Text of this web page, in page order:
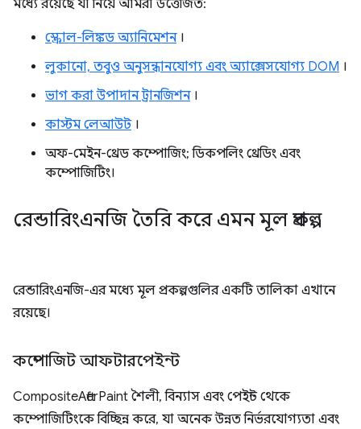
মধ্যে রয়েছে যা নিয়ে আমরা উত্তেজিত:
স্ক্রোল-লিঙ্কড অ্যানিমেশন।
লুকানো, তবুও অনুসন্ধানযোগ্য এবং অ্যাক্সেসযোগ্য DOM ।
ভাগ করা উপাদান ট্রানজিশন।
কাস্টম লেআউট।
অফ-মেইন-থ্রেড কম্পোজিং; ডিকপলিং থ্রেডিং এবং
কম্পোজিটিং।
রেন্ডারিংএনজি তৈরি করে এমন মূল প্রকল্প
রেন্ডারিংএনজি-এর মধ্যে মূল প্রকল্পগুলির একটি তালিকা এখানে
রয়েছে।
কম্পোজিট আফটারপেইন্ট
CompositeAfterPaint শৈলী, বিন্যাস এবং পেইন্ট থেকে
কম্পোজিটিংকে বিচ্ছিন্ন করে, যা অনেক উন্নত নির্ভরযোগ্যতা এবং